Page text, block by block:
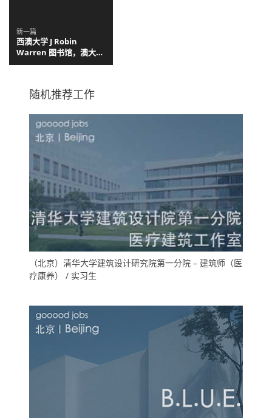
新一篇
西澳大学 J Robin
Warren 图书馆，澳大利
亚 / Hames Sharley
随机推荐工作
（北京）清华大学建筑设计研究院第一分院 – 建筑师（医
疗康养） / 实习生